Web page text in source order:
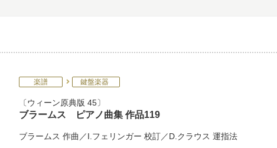
楽譜 鍵盤楽器
ウィーン原典版 45
ブラームス ピアノ曲集 作品119
ブラームス 作曲／I.フェリンガー 校訂／D.クラウス 運指法